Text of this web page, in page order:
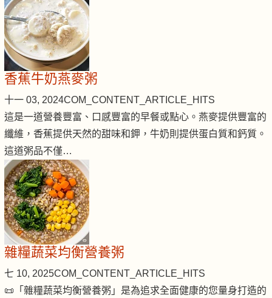
香蕉牛奶燕麥粥
十一 03, 2024COM_CONTENT_ARTICLE_HITS
這是一道營養豐富、口感豐富的早餐或點心。燕麥提供豐富的
纖維，香蕉提供天然的甜味和鉀，牛奶則提供蛋白質和鈣質。
這道粥品不僅…
雜糧蔬菜均衡營養粥
七 10, 2025COM_CONTENT_ARTICLE_HITS
📜「雜糧蔬菜均衡營養粥」是為追求全面健康的您量身打造的